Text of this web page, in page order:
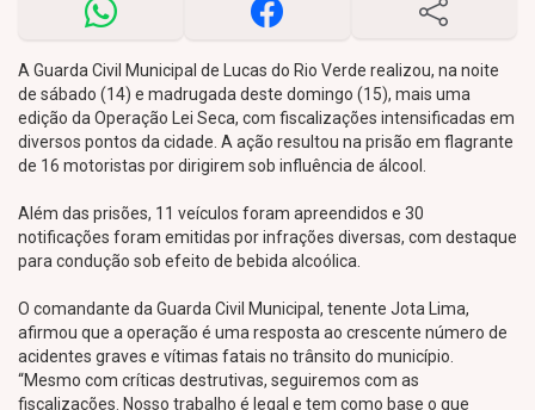
A Guarda Civil Municipal de Lucas do Rio Verde realizou, na noite
de sábado (14) e madrugada deste domingo (15), mais uma
edição da Operação Lei Seca, com fiscalizações intensificadas em
diversos pontos da cidade. A ação resultou na prisão em flagrante
de 16 motoristas por dirigirem sob influência de álcool.
Além das prisões, 11 veículos foram apreendidos e 30
notificações foram emitidas por infrações diversas, com destaque
para condução sob efeito de bebida alcoólica.
O comandante da Guarda Civil Municipal, tenente Jota Lima,
afirmou que a operação é uma resposta ao crescente número de
acidentes graves e vítimas fatais no trânsito do município.
“Mesmo com críticas destrutivas, seguiremos com as
fiscalizações. Nosso trabalho é legal e tem como base o que